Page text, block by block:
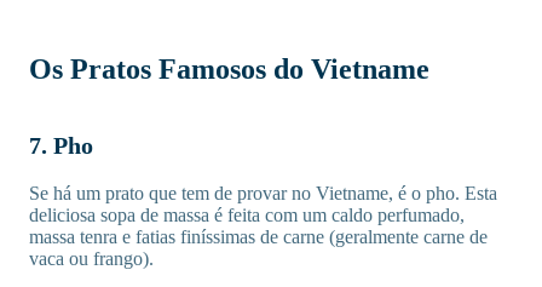
Os Pratos Famosos do Vietname
7. Pho
Se há um prato que tem de provar no Vietname, é o pho. Esta
deliciosa sopa de massa é feita com um caldo perfumado,
massa tenra e fatias finíssimas de carne (geralmente carne de
vaca ou frango).